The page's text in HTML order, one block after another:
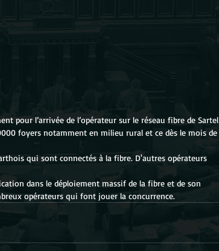
pour l’arrivée de l’opérateur sur le réseau fibre de Sartel
foyers notamment en milieu rural et ce dès le mois de
qui sont connectés à la fibre. D'autres opérateurs
dans le déploiement massif de la fibre et de son
opérateurs qui font jouer la concurrence.